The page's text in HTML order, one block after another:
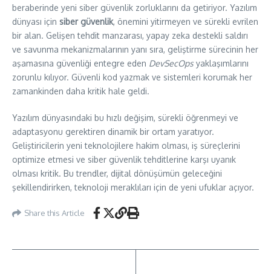
beraberinde yeni siber güvenlik zorluklarını da getiriyor. Yazılım
dünyası için siber güvenlik, önemini yitirmeyen ve sürekli evrilen
bir alan. Gelişen tehdit manzarası, yapay zeka destekli saldırı
ve savunma mekanizmalarının yanı sıra, geliştirme sürecinin her
aşamasına güvenliği entegre eden DevSecOps yaklaşımlarını
zorunlu kılıyor. Güvenli kod yazmak ve sistemleri korumak her
zamankinden daha kritik hale geldi.
Yazılım dünyasındaki bu hızlı değişim, sürekli öğrenmeyi ve
adaptasyonu gerektiren dinamik bir ortam yaratıyor.
Geliştiricilerin yeni teknolojilere hakim olması, iş süreçlerini
optimize etmesi ve siber güvenlik tehditlerine karşı uyanık
olması kritik. Bu trendler, dijital dönüşümün geleceğini
şekillendirirken, teknoloji meraklıları için de yeni ufuklar açıyor.
Share this Article